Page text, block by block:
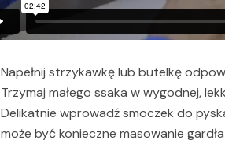
Napełnij strzykawkę lub butelkę
Trzymaj małego ssaka w wygodnej,
Delikatnie wprowadź smoczek do
może być konieczne masowanie